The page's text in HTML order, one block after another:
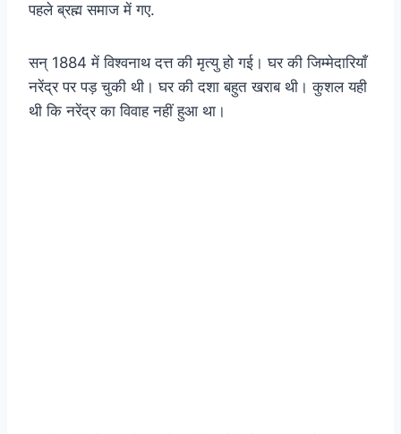
पहले ब्रह्म समाज में गए.
सन्‌ 1884 में विश्वनाथ दत्त की मृत्यु हो गई। घर की जिम्मेदारियाँ
नरेंद्र पर पड़ चुकी थी। घर की दशा बहुत खराब थी। कुशल यही
थी कि नरेंद्र का विवाह नहीं हुआ था।